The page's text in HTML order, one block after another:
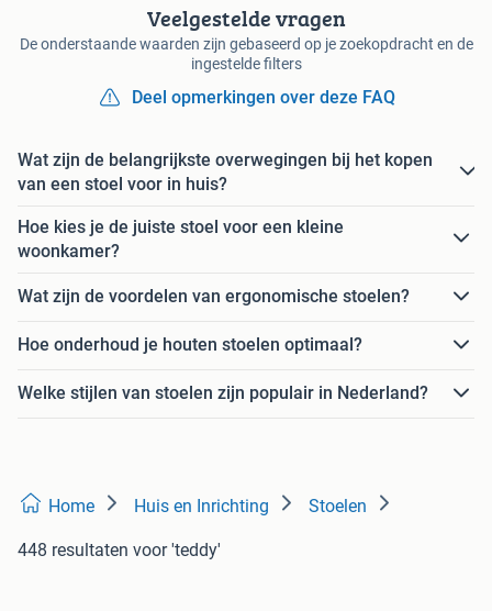
Veelgestelde vragen
De onderstaande waarden zijn gebaseerd op je zoekopdracht en de
ingestelde filters
Deel opmerkingen over deze FAQ
Wat zijn de belangrijkste overwegingen bij het kopen
van een stoel voor in huis?
Hoe kies je de juiste stoel voor een kleine
woonkamer?
Wat zijn de voordelen van ergonomische stoelen?
Hoe onderhoud je houten stoelen optimaal?
Welke stijlen van stoelen zijn populair in Nederland?
Home Huis en Inrichting Stoelen
448 resultaten voor 'teddy'